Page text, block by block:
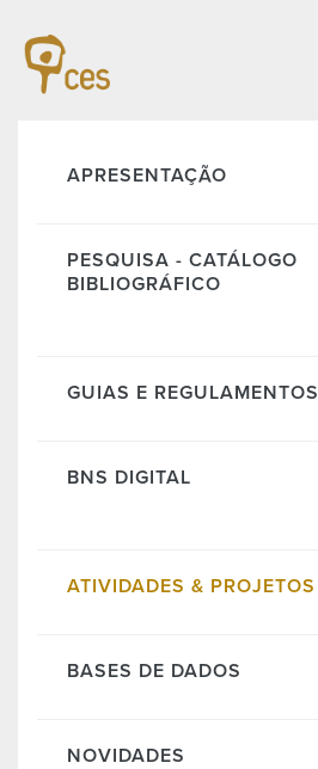
APRESENTAÇÃO
PESQUISA - CATÁLOGO
BIBLIOGRÁFICO
GUIAS E REGULAMENTOS
BNS DIGITAL
ATIVIDADES & PROJETOS
BASES DE DADOS
NOVIDADES